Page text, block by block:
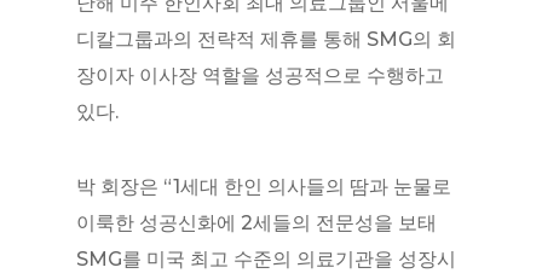
디칼그룹과의 전략적 제휴를 통해 SMG의 회
장이자 이사장 역할을 성공적으로 수행하고
있다.
박 회장은 “1세대 한인 의사들의 땀과 눈물로
이룩한 성공신화에 2세들의 전문성을 보태
SMG를 미국 최고 수준의 의료기관을 성장시